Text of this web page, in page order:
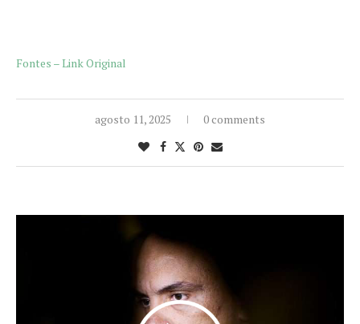
Fontes – Link Original
agosto 11, 2025 0 comments